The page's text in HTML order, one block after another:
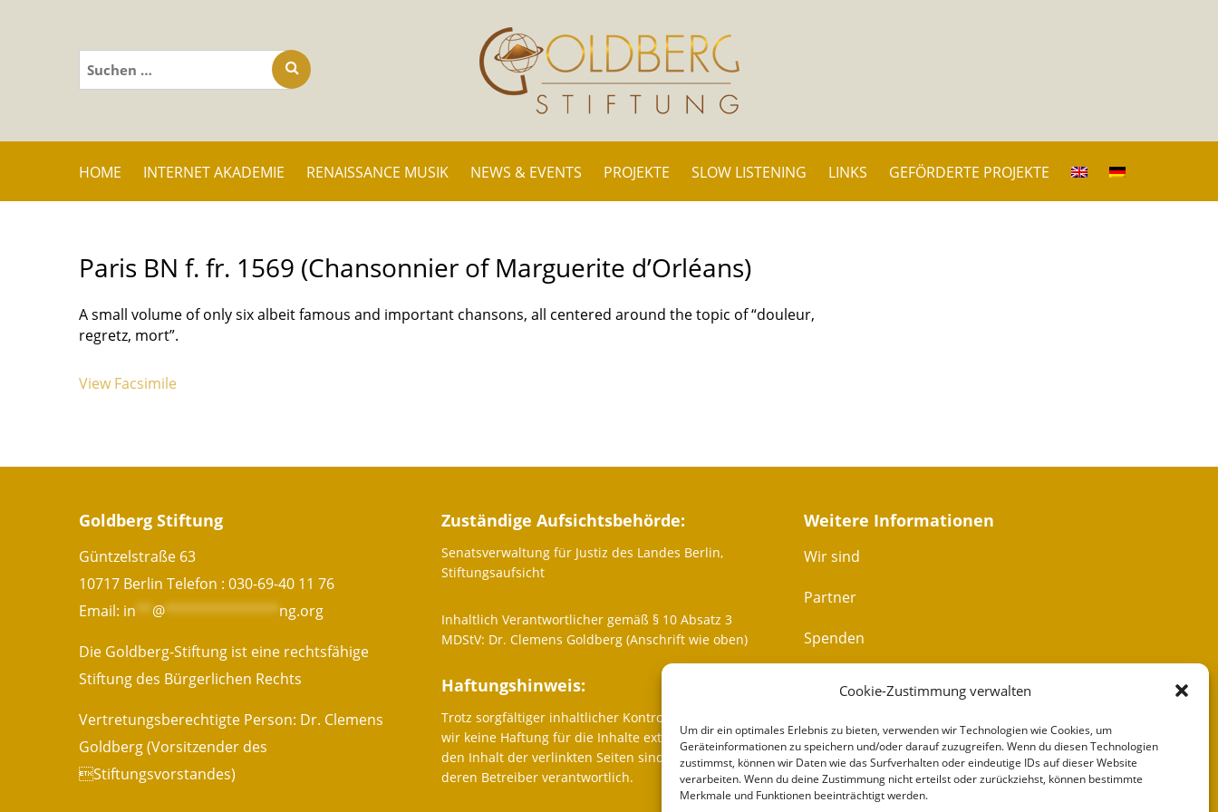
Cookie-Zustimmung verwalten
Um dir ein optimales Erlebnis zu bieten, verwenden wir Technologien wie Cookies, um
Geräteinformationen zu speichern und/oder darauf zuzugreifen. Wenn du diesen Technologien
zustimmst, können wir Daten wie das Surfverhalten oder eindeutige IDs auf dieser Website
verarbeiten. Wenn du deine Zustimmung nicht erteilst oder zurückziehst, können bestimmte
Merkmale und Funktionen beeinträchtigt werden.
Suchen
nach:
HOME INTERNET AKADEMIE RENAISSANCE MUSIK NEWS & EVENTS PROJEKTE SLOW LISTENING LINKS GEFÖRDERTE PROJEKTE
Paris BN f. fr. 1569 (Chansonnier of Marguerite d’Orléans)
A small volume of only six albeit famous and important chansons, all centered around the topic of “douleur,
regretz, mort”.
View Facsimile
Goldberg Stiftung
Güntzelstraße 63
10717 Berlin Telefon : 030-69-40 11 76
Email: in**@**************ng.org
Die Goldberg-Stiftung ist eine rechtsfähige
Stiftung des Bürgerlichen Rechts
Vertretungsberechtigte Person: Dr. Clemens
Goldberg (Vorsitzender des
Stiftungsvorstandes)
Zuständige Aufsichtsbehörde:
Senatsverwaltung für Justiz des Landes Berlin,
Stiftungsaufsicht
Inhaltlich Verantwortlicher gemäß § 10 Absatz 3
MDStV: Dr. Clemens Goldberg (Anschrift wie oben)
Haftungshinweis:
Trotz sorgfältiger inhaltlicher Kontrolle übernehmen
wir keine Haftung für die Inhalte externer Links. Für
den Inhalt der verlinkten Seiten sind ausschließlich
deren Betreiber verantwortlich.
Weitere Informationen
Wir sind
Partner
Spenden